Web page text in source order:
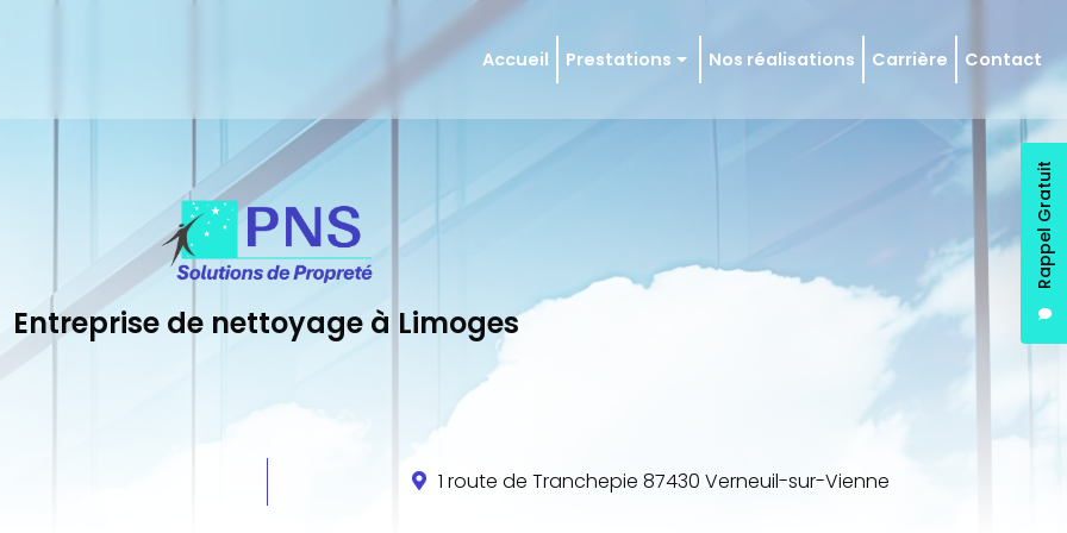
Rappel Gratuit
Accueil Prestations Nos réalisations Carrière Contact
Entreprise de nettoyage à Limoges
1 route de Tranchepie 87430 Verneuil-sur-Vienne